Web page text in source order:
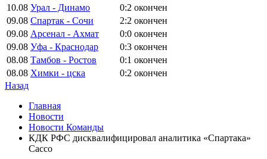
10.08 Урал - Динамо 0:2 окончен
09.08 Спартак - Сочи 2:2 окончен
09.08 Арсенал - Ахмат 0:0 окончен
09.08 Уфа - Краснодар 0:3 окончен
08.08 Тамбов - Ростов 0:1 окончен
08.08 Химки - цска 0:2 окончен
Назад
Главная
Новости
Новости Команды
КДК РФС дисквалифицировал аналитика «Спартака»
Сассо